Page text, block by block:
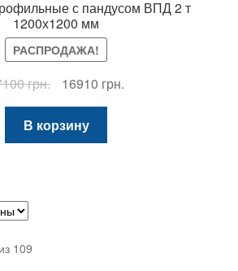
с пандусом ВПД 2 т
1200х1200 мм
РАСПРОДАЖА!
грн.
Первоначальная
цена
составляла
17100 грн..
16910 грн.Текущая
В корзину
109Цены: